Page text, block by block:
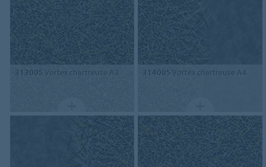
313005 Vortex chartreuse A3 314005 Vortex chartreuse A4